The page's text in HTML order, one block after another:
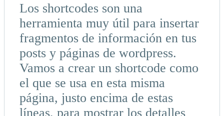
Los shortcodes son una
herramienta muy útil para insertar
fragmentos de información en tus
posts y páginas de wordpress.
Vamos a crear un shortcode como
el que se usa en esta misma
página, justo encima de estas
líneas, para mostrar los detalles